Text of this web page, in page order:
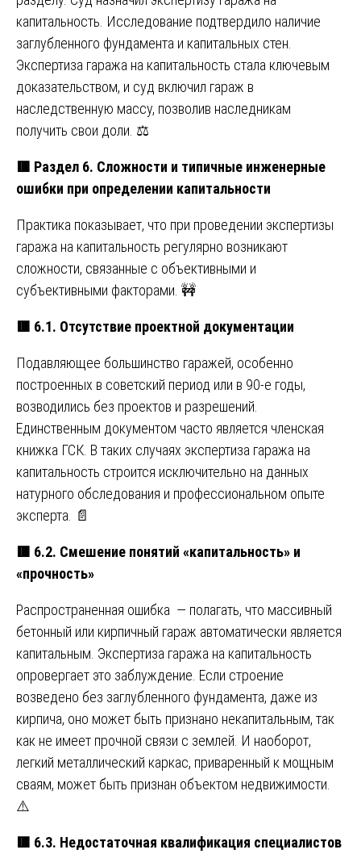
капитальность. Исследование подтвердило наличие
заглубленного фундамента и капитальных стен.
Экспертиза гаража на капитальность стала ключевым
доказательством, и суд включил гараж в
наследственную массу, позволив наследникам
получить свои доли. ⚖️
🟥 Раздел 6. Сложности и типичные инженерные
ошибки при определении капитальности
Практика показывает, что при проведении экспертизы
гаража на капитальность регулярно возникают
сложности, связанные с объективными и
субъективными факторами. 🚧
🟥 6.1. Отсутствие проектной документации
Подавляющее большинство гаражей, особенно
построенных в советский период или в 90-е годы,
возводились без проектов и разрешений.
Единственным документом часто является членская
книжка ГСК. В таких случаях экспертиза гаража на
капитальность строится исключительно на данных
натурного обследования и профессиональном опыте
эксперта. 📄
🟥 6.2. Смешение понятий «капитальность» и
«прочность»
Распространенная ошибка — полагать, что массивный
бетонный или кирпичный гараж автоматически является
капитальным. Экспертиза гаража на капитальность
опровергает это заблуждение. Если строение
возведено без заглубленного фундамента, даже из
кирпича, оно может быть признано некапитальным, так
как не имеет прочной связи с землей. И наоборот,
легкий металлический каркас, приваренный к мощным
сваям, может быть признан объектом недвижимости.
⚠️
🟥 6.3. Недостаточная квалификация специалистов